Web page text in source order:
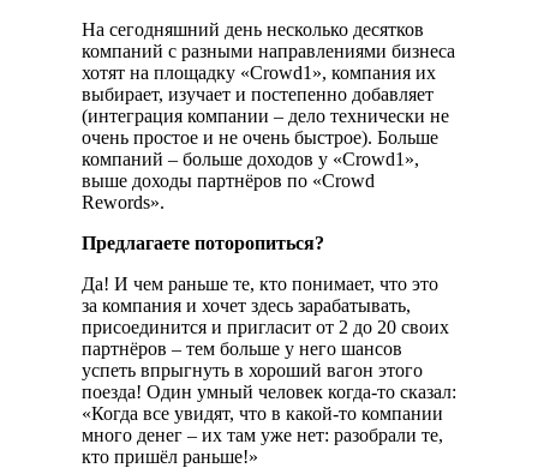
На сегодняшний день несколько десятков
компаний с разными направлениями бизнеса
хотят на площадку «Crowd1», компания их
выбирает, изучает и постепенно добавляет
(интеграция компании – дело технически не
очень простое и не очень быстрое). Больше
компаний – больше доходов у «Crowd1»,
выше доходы партнёров по «Crowd
Rewords».
Предлагаете поторопиться?
Да! И чем раньше те, кто понимает, что это
за компания и хочет здесь зарабатывать,
присоединится и пригласит от 2 до 20 своих
партнёров – тем больше у него шансов
успеть впрыгнуть в хороший вагон этого
поезда! Один умный человек когда-то сказал:
«Когда все увидят, что в какой-то компании
много денег – их там уже нет: разобрали те,
кто пришёл раньше!»